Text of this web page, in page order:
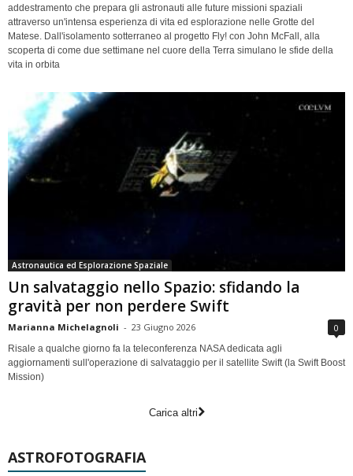
addestramento che prepara gli astronauti alle future missioni spaziali
attraverso un'intensa esperienza di vita ed esplorazione nelle Grotte del
Matese. Dall'isolamento sotterraneo al progetto Fly! con John McFall, alla
scoperta di come due settimane nel cuore della Terra simulano le sfide della
vita in orbita
Astronautica ed Esplorazione Spaziale
Un salvataggio nello Spazio: sfidando la
gravità per non perdere Swift
Marianna Michelagnoli - 23 Giugno 2026 0
Risale a qualche giorno fa la teleconferenza NASA dedicata agli
aggiornamenti sull'operazione di salvataggio per il satellite Swift (la Swift Boost
Mission)
Carica altri
ASTROFOTOGRAFIA